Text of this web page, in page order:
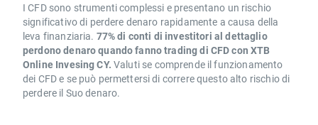
I CFD sono strumenti complessi e presentano un rischio
significativo di perdere denaro rapidamente a causa della
leva finanziaria. 77% di conti di investitori al dettaglio
perdono denaro quando fanno trading di CFD con XTB
Online Invesing CY. Valuti se comprende il funzionamento
dei CFD e se può permettersi di correre questo alto rischio di
perdere il Suo denaro.